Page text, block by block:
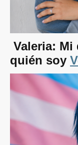
Valeria:
quién soy